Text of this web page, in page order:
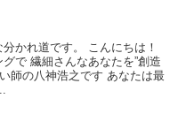
かれ道です。 こんにちは！
で 繊細さんなあなたを”創造
師の八神浩之です あなたは最